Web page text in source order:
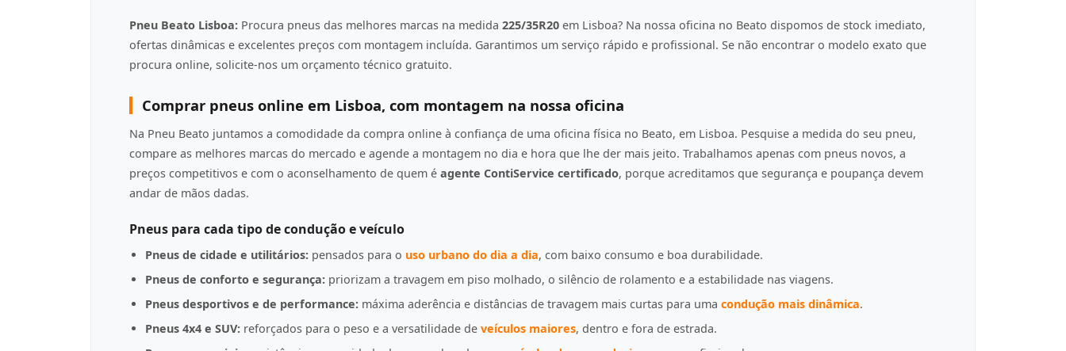
Pneu Beato Lisboa: Procura pneus das melhores marcas na medida 225/35R20 em Lisboa? Na nossa oficina no Beato dispomos de stock imediato,
ofertas dinâmicas e excelentes preços com montagem incluída. Garantimos um serviço rápido e profissional. Se não encontrar o modelo exato que
procura online, solicite-nos um orçamento técnico gratuito.
Comprar pneus online em Lisboa, com montagem na nossa oficina
Na Pneu Beato juntamos a comodidade da compra online à confiança de uma oficina física no Beato, em Lisboa. Pesquise a medida do seu pneu,
compare as melhores marcas do mercado e agende a montagem no dia e hora que lhe der mais jeito. Trabalhamos apenas com pneus novos, a
preços competitivos e com o aconselhamento de quem é agente ContiService certificado, porque acreditamos que segurança e poupança devem
andar de mãos dadas.
Pneus para cada tipo de condução e veículo
Pneus de cidade e utilitários: pensados para o uso urbano do dia a dia, com baixo consumo e boa durabilidade.
Pneus de conforto e segurança: priorizam a travagem em piso molhado, o silêncio de rolamento e a estabilidade nas viagens.
Pneus desportivos e de performance: máxima aderência e distâncias de travagem mais curtas para uma condução mais dinâmica.
Pneus 4x4 e SUV: reforçados para o peso e a versatilidade de veículos maiores, dentro e fora de estrada.